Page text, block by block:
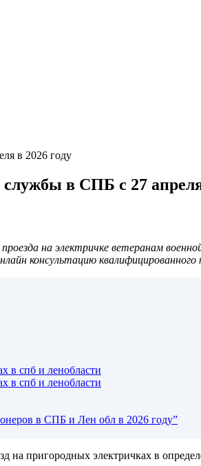
в 2026 году
в СПБ с 27
на электричке ветеранам
консультацию
в спб и ленобласти
в спб и ленобласти
в СПБ и Лен обл в 2026 году”
пригородных электричках в